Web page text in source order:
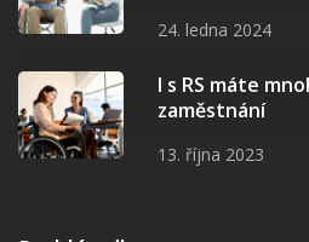
24. ledna 2024
I s RS máte
zaměstnání
13. října 2023